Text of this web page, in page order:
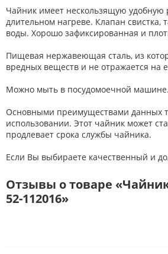
Чайник имеет нескользящую удобную
длительном нагреве. Клапан
воды. Хорошо зафиксированная и
Пищевая нержавеющая сталь, из
вредных веществ и не отражается на
Можно мыть в посудомоечной машине.
Основными преимуществами данных
использовании. Этот чайник может
продлевает срока службы чайника.
Если Вы выбираете качественный и
Отзывы о товаре
52-112016»